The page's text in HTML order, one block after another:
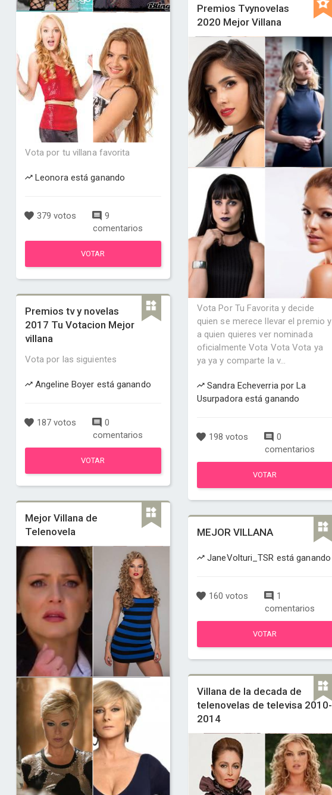
Vota por tu villana favorita
Leonora está ganando
379 votos
9
comentarios
VOTAR
Premios tv y novelas
2017 Tu Votacion Mejor
villana
Vota por las siguientes
Angeline Boyer está ganando
187 votos
0
comentarios
VOTAR
Mejor Villana de
Telenovela
Premios Tvynovelas
2020 Mejor Villana
Vota Por Tu Favorita y decide
quien se merece llevar el premio y
a quien quieres ver nominada
oficialmente Vota Vota Vota ya
ya ya y comparte la v...
Sandra Echeverria por La
Usurpadora está ganando
198 votos
0
comentarios
VOTAR
MEJOR VILLANA
JaneVolturi_TSR está ganando
160 votos
1
comentarios
VOTAR
Villana de la decada de
telenovelas de televisa 2010-
2014